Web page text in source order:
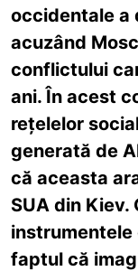
occidentale a
acuzând
conflictului
ani. În acest
rețelelor
generată de
că aceasta
SUA din
instrumentele
faptul că